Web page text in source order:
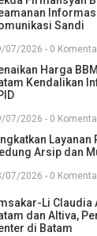
Sandi
07/2026 - 0
Harga
Kendalikan
07/2026 - 0
Layanan
Arsip dan
07/2026 - 0
Li Claudia
dan Altiva,
di Batam